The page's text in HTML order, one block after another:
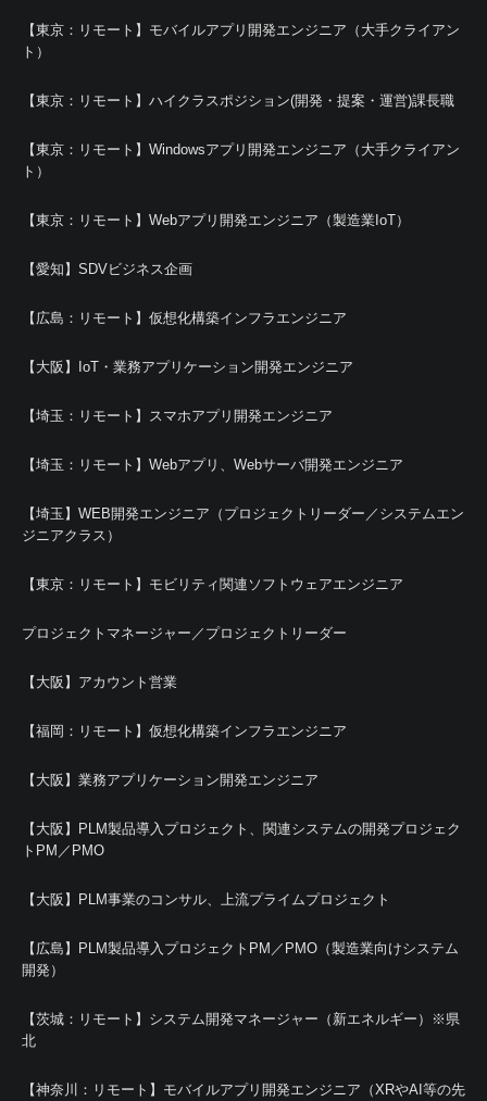
【東京：リモート】モバイルアプリ開発エンジニア（大手クライアン
ト）
【東京：リモート】ハイクラスポジション(開発・提案・運営)課長職
【東京：リモート】Windowsアプリ開発エンジニア（大手クライアン
ト）
【東京：リモート】Webアプリ開発エンジニア（製造業IoT）
【愛知】SDVビジネス企画
【広島：リモート】仮想化構築インフラエンジニア
【大阪】IoT・業務アプリケーション開発エンジニア
【埼玉：リモート】スマホアプリ開発エンジニア
【埼玉：リモート】Webアプリ、Webサーバ開発エンジニア
【埼玉】WEB開発エンジニア（プロジェクトリーダー／システムエン
ジニアクラス）
【東京：リモート】モビリティ関連ソフトウェアエンジニア
プロジェクトマネージャー／プロジェクトリーダー
【大阪】アカウント営業
【福岡：リモート】仮想化構築インフラエンジニア
【大阪】業務アプリケーション開発エンジニア
【大阪】PLM製品導入プロジェクト、関連システムの開発プロジェク
トPM／PMO
【大阪】PLM事業のコンサル、上流プライムプロジェクト
【広島】PLM製品導入プロジェクトPM／PMO（製造業向けシステム
開発）
【茨城：リモート】システム開発マネージャー（新エネルギー）※県
北
【神奈川：リモート】モバイルアプリ開発エンジニア（XRやAI等の先